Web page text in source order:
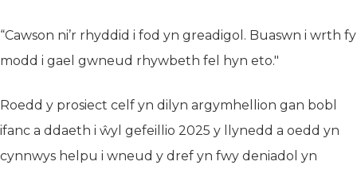
“Cawson ni’r rhyddid i fod yn greadigol. Buaswn i wrth fy
modd i gael gwneud rhywbeth fel hyn eto."
Roedd y prosiect celf yn dilyn argymhellion gan bobl
ifanc a ddaeth i ŵyl gefeillio 2025 y llynedd a oedd yn
cynnwys helpu i wneud y dref yn fwy deniadol yn